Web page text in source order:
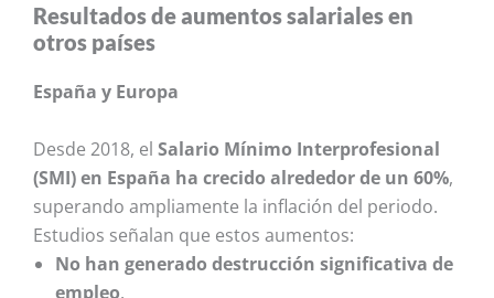
Resultados de aumentos salariales en
otros países
España y Europa
Desde 2018, el Salario Mínimo Interprofesional
(SMI) en España ha crecido alrededor de un 60%,
superando ampliamente la inflación del periodo.
Estudios señalan que estos aumentos:
No han generado destrucción significativa de
empleo.